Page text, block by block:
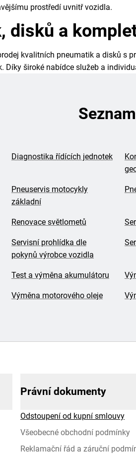
prostředí uvnitř vozidla.
disků a
kvalitních pneumatik a disků s
Díky široké nabídce služeb a
Diagnostika řídících jednotek
Pneuservis motocykly
základní
Renovace světlometů
Servisní prohlídka dle
pokynů výrobce vozidla
Test a výměna akumulátoru
Výměna motorového oleje
Právní dokumenty
Odstoupení od kupní smlouvy
Všeobecné obchodní podmínky
Reklamační řád a záruční